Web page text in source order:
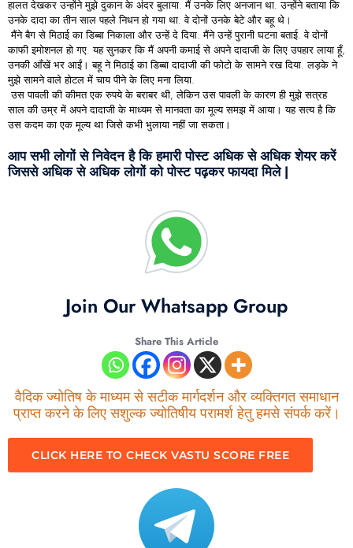
हालत देखकर उन्होंने मुझे दुकान के अंदर बुलाया. मैं उनके लिए अनजान था. उन्होंने बताया कि
उनके दादा का तीन साल पहले निधन हो गया था. वे दोनों उनके बेटे और बहू थे।
मैंने बैग से मिठाई का डिब्बा निकाला और उन्हें दे दिया. मैंने उन्हें पुरानी घटना बताई. वे दोनों
काफी इमोशनल हो गए. यह सुनकर कि मैं अपनी कमाई से अपने दादाजी के लिए उपहार लाया हूँ,
उनकी आँखें भर आईं। बहू ने मिठाई का डिब्बा दादाजी की फोटो के सामने रख दिया. लड़के ने
मुझे सामने वाले होटल में चाय पीने के लिए मना लिया.
उस पावली की कीमत एक रुपये के बराबर थी, लेकिन उस पावली के कारण ही मुझे सत्रह
साल की उम्र में अपने दादाजी के माध्यम से मानवता का मूल्य समझ में आया। यह सत्य है कि
उस कदम का एक मूल्य था जिसे कभी भुलाया नहीं जा सकता।
आप सभी लोगों से निवेदन है कि हमारी पोस्ट अधिक से अधिक शेयर करें
जिससे अधिक से अधिक लोगों को पोस्ट पढ़कर फायदा मिले |
Join Our Whatsapp Group
Share This Article
वैदिक ज्योतिष के माध्यम से सटीक मार्गदर्शन और व्यक्तिगत समाधान
प्राप्त करने के लिए सशुल्क ज्योतिषीय परामर्श हेतु हमसे संपर्क करें।
CLICK HERE TO CHECK VASTU SCORE FREE